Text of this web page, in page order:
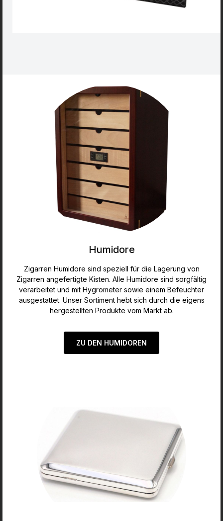
Humidore
Zigarren Humidore sind speziell für die Lagerung von
Zigarren angefertigte Kisten. Alle Humidore sind sorgfältig
verarbeitet und mit Hygrometer sowie einem Befeuchter
ausgestattet. Unser Sortiment hebt sich durch die eigens
hergestellten Produkte vom Markt ab.
ZU DEN HUMIDOREN